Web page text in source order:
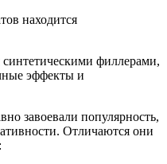
находится
филлерами,
эффекты и
завоевали популярность,
Отличаются они